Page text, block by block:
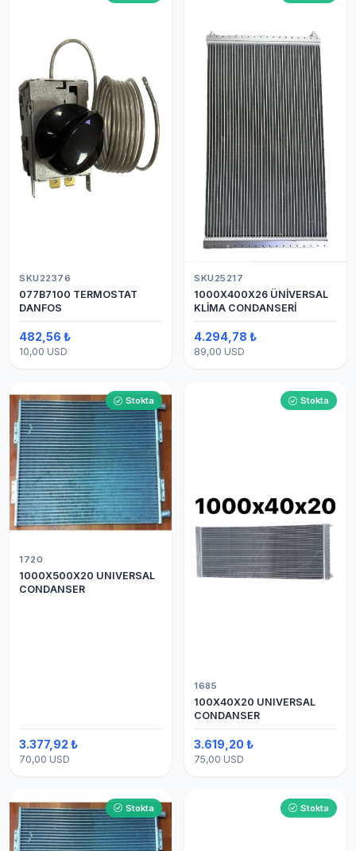
SKU22376
077B7100 TERMOSTAT
DANFOS
482,56 ₺
10,00 USD
SKU25217
1000X400X26 ÜNİVERSAL
KLİMA CONDANSERİ
4.294,78 ₺
89,00 USD
Stokta
1720
1000X500X20 UNIVERSAL
CONDANSER
3.377,92 ₺
70,00 USD
Stokta
1685
100X40X20 UNIVERSAL
CONDANSER
3.619,20 ₺
75,00 USD
Stokta Stokta